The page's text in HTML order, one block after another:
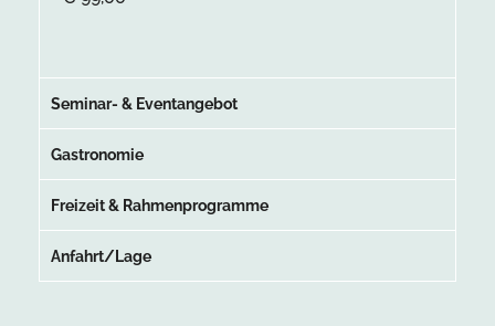
Seminar- & Eventangebot
Gastronomie
Freizeit & Rahmenprogramme
Anfahrt/Lage